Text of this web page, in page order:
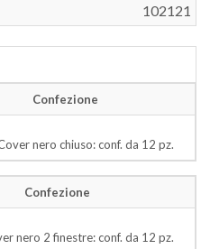
102121
Confezione
nero chiuso: conf. da 12 pz.
Confezione
nero 2 finestre: conf. da 12 pz.